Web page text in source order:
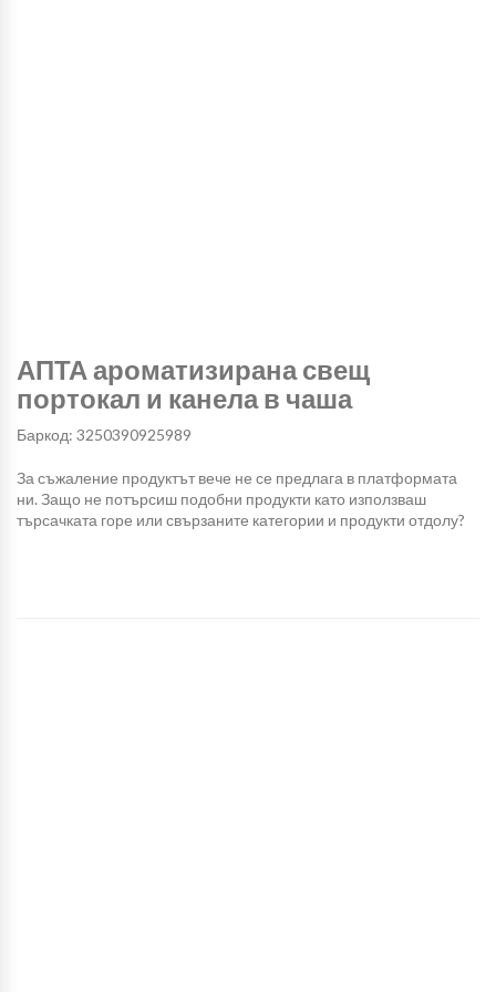
АПТА ароматизирана свещ
портокал и канела в чаша
Баркод: 3250390925989
За съжаление продуктът вече не се предлага в платформата
ни. Защо не потърсиш подобни продукти като използваш
търсачката горе или свързаните категории и продукти отдолу?